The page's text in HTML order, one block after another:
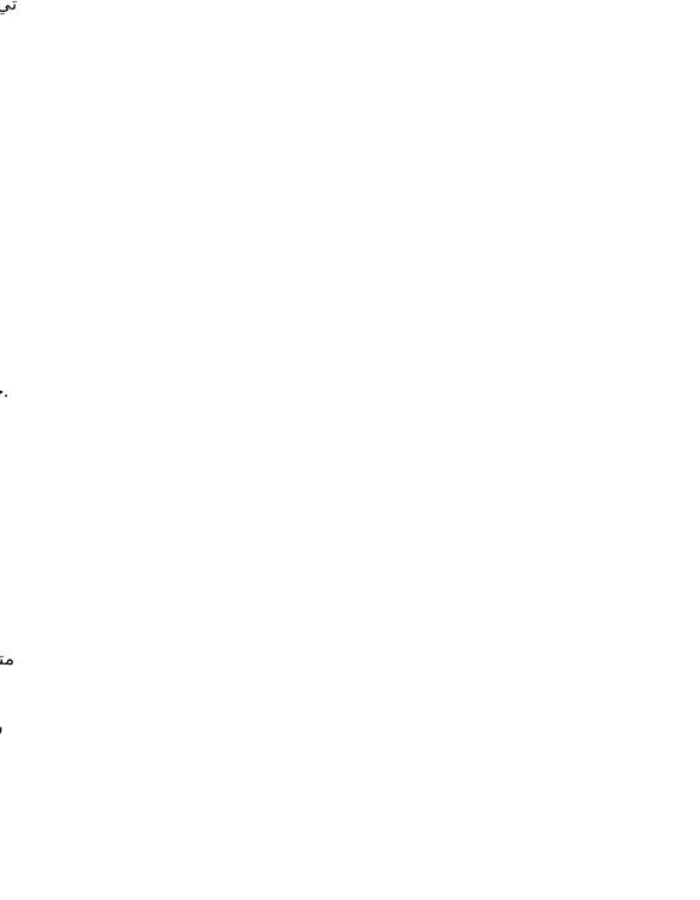
جيڪڏهن اهو ڪم نٿو ڪري ، توهان جي ڊوائيس لاءِ ڏنل هدايتن تي عمل ڪريو.